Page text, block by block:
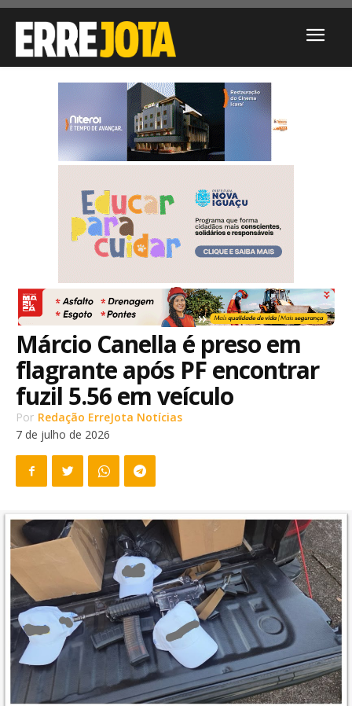
Márcio Canella é preso em
flagrante após PF encontrar
fuzil 5.56 em veículo
Por Redação ErreJota Notícias
7 de julho de 2026